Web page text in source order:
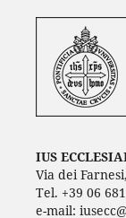
IUS
Via dei
Tel. +39 06
e-mail: